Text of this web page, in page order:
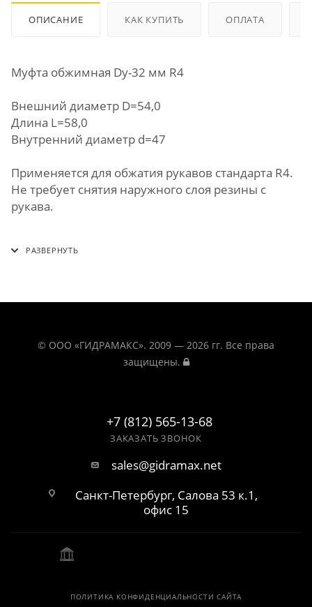
ОПИСАНИЕ КАК КУПИТЬ ОПЛАТА
Муфта обжимная Dу-32 мм R4
Внешний диаметр D=54,0
Длина L=58,0
Внутренний диаметр d=47
Применяется для обжатия рукавов стандарта R4.
Не требует снятия наружного слоя резины с
рукава.
© ООО «ГИДРАМАКС». 2009 — 2026 гг. Все права
защищены.
+7 (812) 565-13-68
ЗАКАЗАТЬ ЗВОНОК
sales@gidramax.net
Санкт-Петербург, Салова 53 к.1,
офис 15
ПОЛИТИКА КОНФИДЕНЦИАЛЬНОСТИ САЙТА